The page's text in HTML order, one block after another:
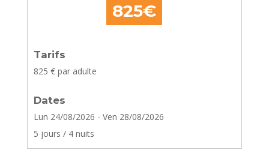
825€
Tarifs
825 € par adulte
Dates
Lun 24/08/2026 - Ven 28/08/2026
5 jours / 4 nuits